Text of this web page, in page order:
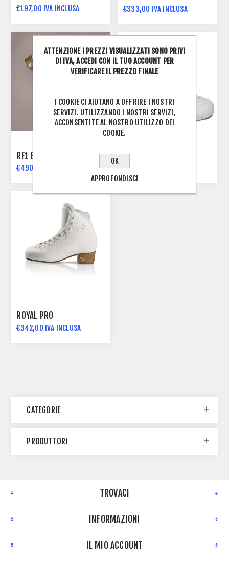
€197,00 IVA INCLUSA €333,00 IVA INCLUSA
RF1 ELITE
€490,00 IVA INCLUSA
ROYAL PRIME
€558,00 IVA INCLUSA
€481,01 IVA INCLUSA
ROYAL PRO
€342,00 IVA INCLUSA
CATEGORIE
PRODUTTORI
TROVACI
INFORMAZIONI
IL MIO ACCOUNT
ATTENZIONE I PREZZI VISUALIZZATI SONO PRIVI
DI IVA, ACCEDI CON IL TUO ACCOUNT PER
VERIFICARE IL PREZZO FINALE
I COOKIE CI AIUTANO A OFFRIRE I NOSTRI
SERVIZI. UTILIZZANDO I NOSTRI SERVIZI,
ACCONSENTITE AL NOSTRO UTILIZZO DEI
COOKIE.
OK
APPROFONDISCI